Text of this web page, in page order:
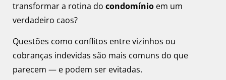
transformar a rotina do condomínio em um
verdadeiro caos?
Questões como conflitos entre vizinhos ou
cobranças indevidas são mais comuns do que
parecem — e podem ser evitadas.